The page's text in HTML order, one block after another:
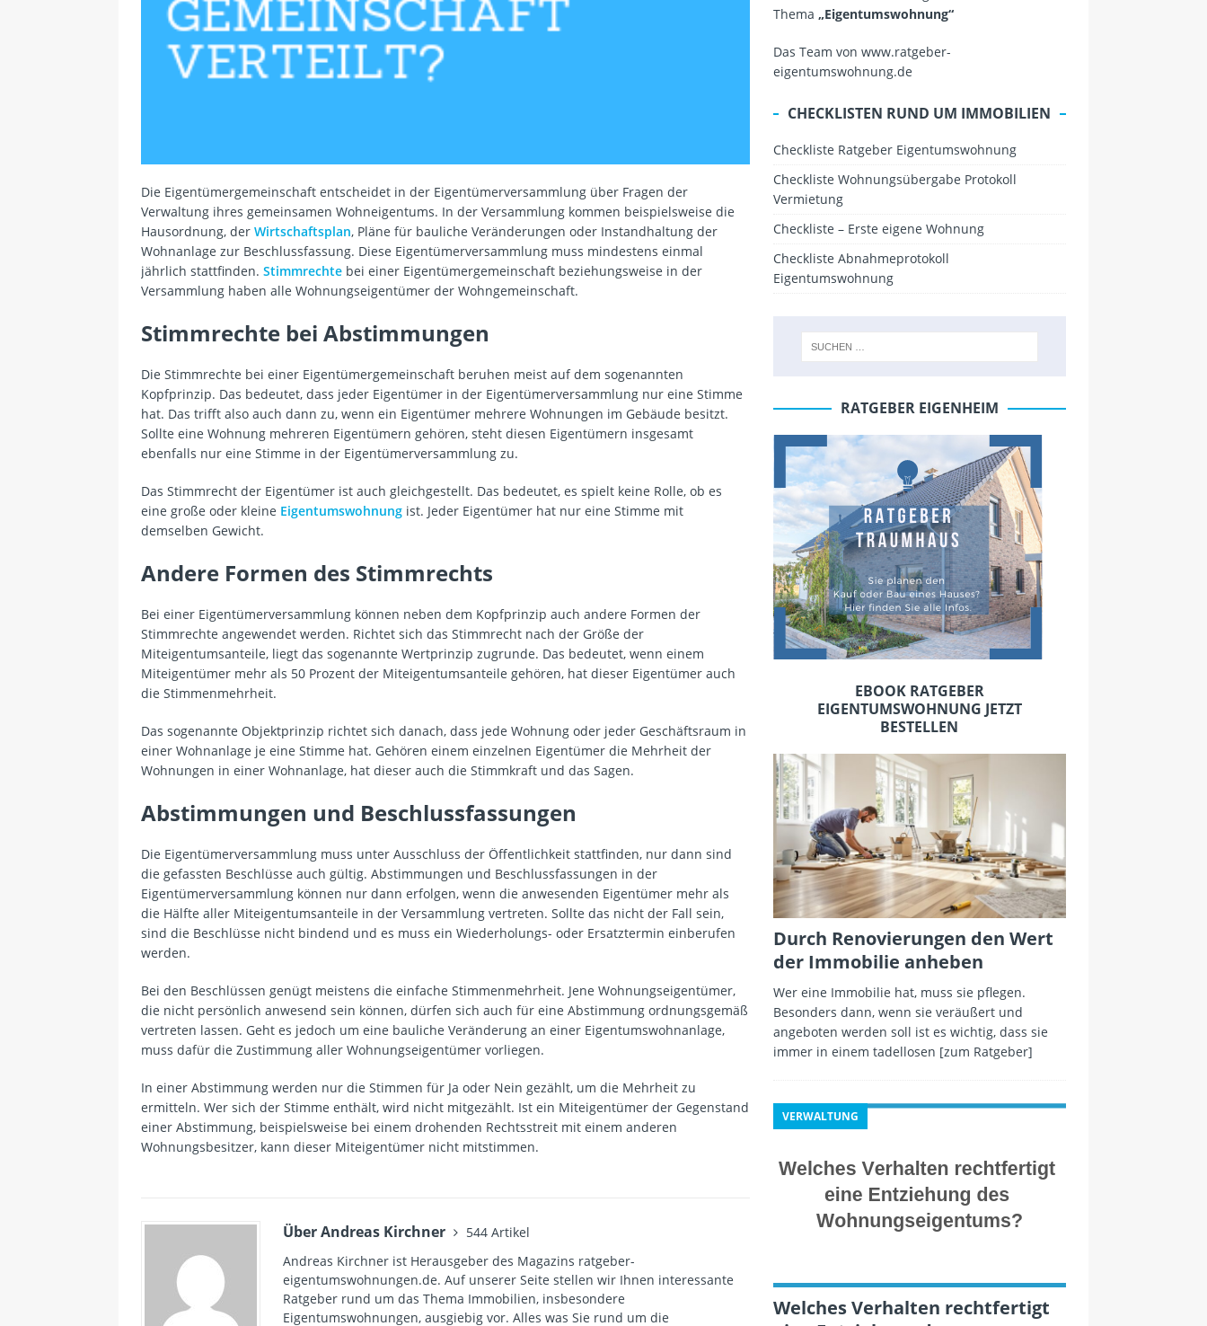
Die Eigentümergemeinschaft entscheidet in der Eigentümerversammlung über Fragen der
Verwaltung ihres gemeinsamen Wohneigentums. In der Versammlung kommen beispielsweise die
Hausordnung, der Wirtschaftsplan, Pläne für bauliche Veränderungen oder Instandhaltung der
Wohnanlage zur Beschlussfassung. Diese Eigentümerversammlung muss mindestens einmal
jährlich stattfinden. Stimmrechte bei einer Eigentümergemeinschaft beziehungsweise in der
Versammlung haben alle Wohnungseigentümer der Wohngemeinschaft.
Stimmrechte bei Abstimmungen
Die Stimmrechte bei einer Eigentümergemeinschaft beruhen meist auf dem sogenannten
Kopfprinzip. Das bedeutet, dass jeder Eigentümer in der Eigentümerversammlung nur eine Stimme
hat. Das trifft also auch dann zu, wenn ein Eigentümer mehrere Wohnungen im Gebäude besitzt.
Sollte eine Wohnung mehreren Eigentümern gehören, steht diesen Eigentümern insgesamt
ebenfalls nur eine Stimme in der Eigentümerversammlung zu.
Das Stimmrecht der Eigentümer ist auch gleichgestellt. Das bedeutet, es spielt keine Rolle, ob es
eine große oder kleine Eigentumswohnung ist. Jeder Eigentümer hat nur eine Stimme mit
demselben Gewicht.
Andere Formen des Stimmrechts
Bei einer Eigentümerversammlung können neben dem Kopfprinzip auch andere Formen der
Stimmrechte angewendet werden. Richtet sich das Stimmrecht nach der Größe der
Miteigentumsanteile, liegt das sogenannte Wertprinzip zugrunde. Das bedeutet, wenn einem
Miteigentümer mehr als 50 Prozent der Miteigentumsanteile gehören, hat dieser Eigentümer auch
die Stimmenmehrheit.
Das sogenannte Objektprinzip richtet sich danach, dass jede Wohnung oder jeder Geschäftsraum in
einer Wohnanlage je eine Stimme hat. Gehören einem einzelnen Eigentümer die Mehrheit der
Wohnungen in einer Wohnanlage, hat dieser auch die Stimmkraft und das Sagen.
Abstimmungen und Beschlussfassungen
Die Eigentümerversammlung muss unter Ausschluss der Öffentlichkeit stattfinden, nur dann sind
die gefassten Beschlüsse auch gültig. Abstimmungen und Beschlussfassungen in der
Eigentümerversammlung können nur dann erfolgen, wenn die anwesenden Eigentümer mehr als
die Hälfte aller Miteigentumsanteile in der Versammlung vertreten. Sollte das nicht der Fall sein,
sind die Beschlüsse nicht bindend und es muss ein Wiederholungs- oder Ersatztermin einberufen
werden.
Bei den Beschlüssen genügt meistens die einfache Stimmenmehrheit. Jene Wohnungseigentümer,
die nicht persönlich anwesend sein können, dürfen sich auch für eine Abstimmung ordnungsgemäß
vertreten lassen. Geht es jedoch um eine bauliche Veränderung an einer Eigentumswohnanlage,
muss dafür die Zustimmung aller Wohnungseigentümer vorliegen.
In einer Abstimmung werden nur die Stimmen für Ja oder Nein gezählt, um die Mehrheit zu
ermitteln. Wer sich der Stimme enthält, wird nicht mitgezählt. Ist ein Miteigentümer der Gegenstand
einer Abstimmung, beispielsweise bei einem drohenden Rechtsstreit mit einem anderen
Wohnungsbesitzer, kann dieser Miteigentümer nicht mitstimmen.
Über Andreas Kirchner
544 Artikel
Andreas Kirchner ist Herausgeber des Magazins ratgeber-
eigentumswohnungen.de. Auf unserer Seite stellen wir Ihnen interessante
Ratgeber rund um das Thema Immobilien, insbesondere
Eigentumswohnungen, ausgiebig vor. Alles was Sie rund um die
Thema „Eigentumswohnung“
Das Team von www.ratgeber-
eigentumswohnung.de
CHECKLISTEN RUND UM IMMOBILIEN
Checkliste Ratgeber Eigentumswohnung
Checkliste Wohnungsübergabe Protokoll
Vermietung
Checkliste – Erste eigene Wohnung
Checkliste Abnahmeprotokoll
Eigentumswohnung
RATGEBER EIGENHEIM
EBOOK RATGEBER
EIGENTUMSWOHNUNG JETZT
BESTELLEN
Durch Renovierungen den Wert
der Immobilie anheben
Wer eine Immobilie hat, muss sie pflegen.
Besonders dann, wenn sie veräußert und
angeboten werden soll ist es wichtig, dass sie
immer in einem tadellosen [zum Ratgeber]
VERWALTUNG
Welches Verhalten rechtfertigt